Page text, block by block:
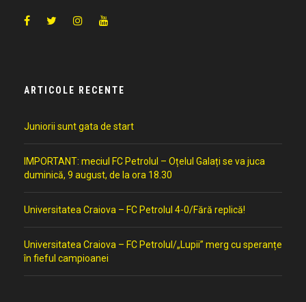
ARTICOLE RECENTE
Juniorii sunt gata de start
IMPORTANT: meciul FC Petrolul – Oțelul Galați se va juca
duminică, 9 august, de la ora 18.30
Universitatea Craiova – FC Petrolul 4-0/Fără replică!
Universitatea Craiova – FC Petrolul/„Lupii” merg cu speranțe
în fieful campioanei